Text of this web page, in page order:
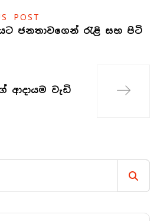
POST
ජනතාවගෙන් රැළි සහ පිටි
ආදායම වැඩි